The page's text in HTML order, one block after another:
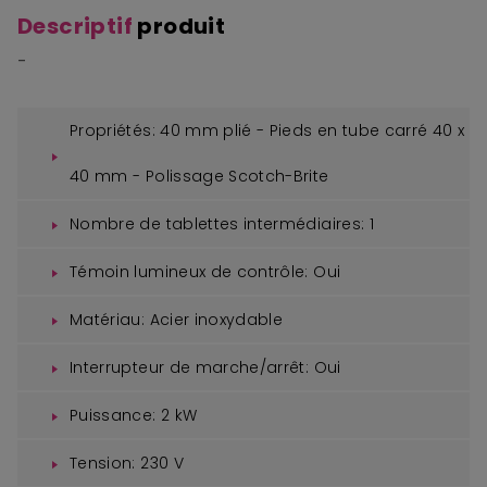
Descriptif produit
-
Propriétés: 40 mm plié - Pieds en tube carré 40 x
40 mm - Polissage Scotch-Brite
Nombre de tablettes intermédiaires: 1
Témoin lumineux de contrôle: Oui
Matériau: Acier inoxydable
Interrupteur de marche/arrêt: Oui
Puissance: 2 kW
Tension: 230 V